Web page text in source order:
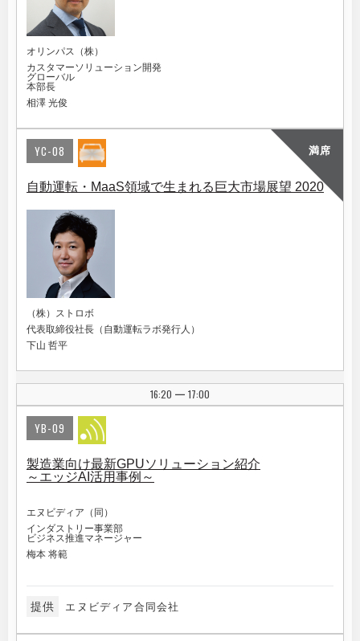
オリンパス（株）
カスタマーソリューション開発
グローバル
本部長
相澤 光俊
満席
YC-08
自動運転・MaaS領域で生まれる巨大市場展望 2020
（株）ストロボ
代表取締役社長（自動運転ラボ発行人）
下山 哲平
16:20 | 17:00
YB-09
製造業向け最新GPUソリューション紹介
～エッジAI活用事例～
エヌビディア（同）
インダストリー事業部
ビジネス推進マネージャー
梅本 将範
提供 エヌビディア合同会社